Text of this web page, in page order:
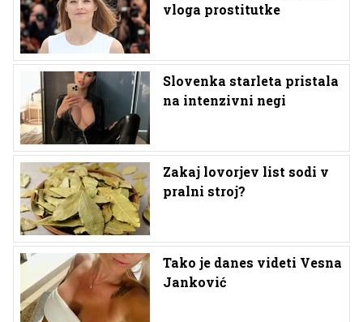
vloga prostitutke
Slovenka starleta pristala
na intenzivni negi
Zakaj lovorjev list sodi v
pralni stroj?
Tako je danes videti Vesna
Janković